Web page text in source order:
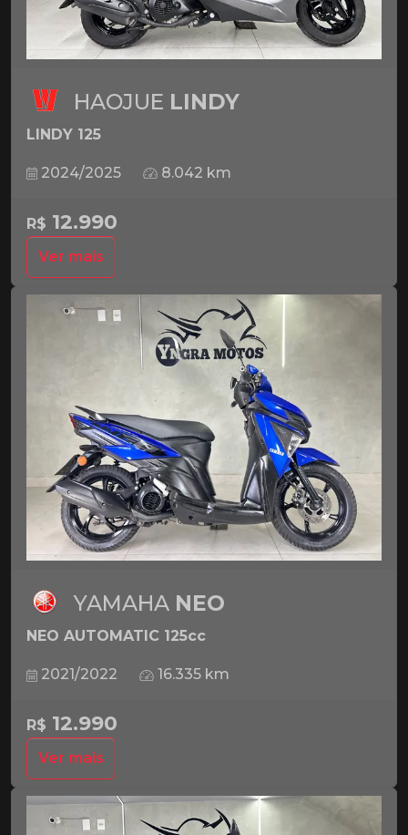
HAOJUE LINDY
LINDY 125
2024/2025 8.042 km
R$ 12.990
Ver mais
YAMAHA NEO
NEO AUTOMATIC 125cc
2021/2022 16.335 km
R$ 12.990
Ver mais